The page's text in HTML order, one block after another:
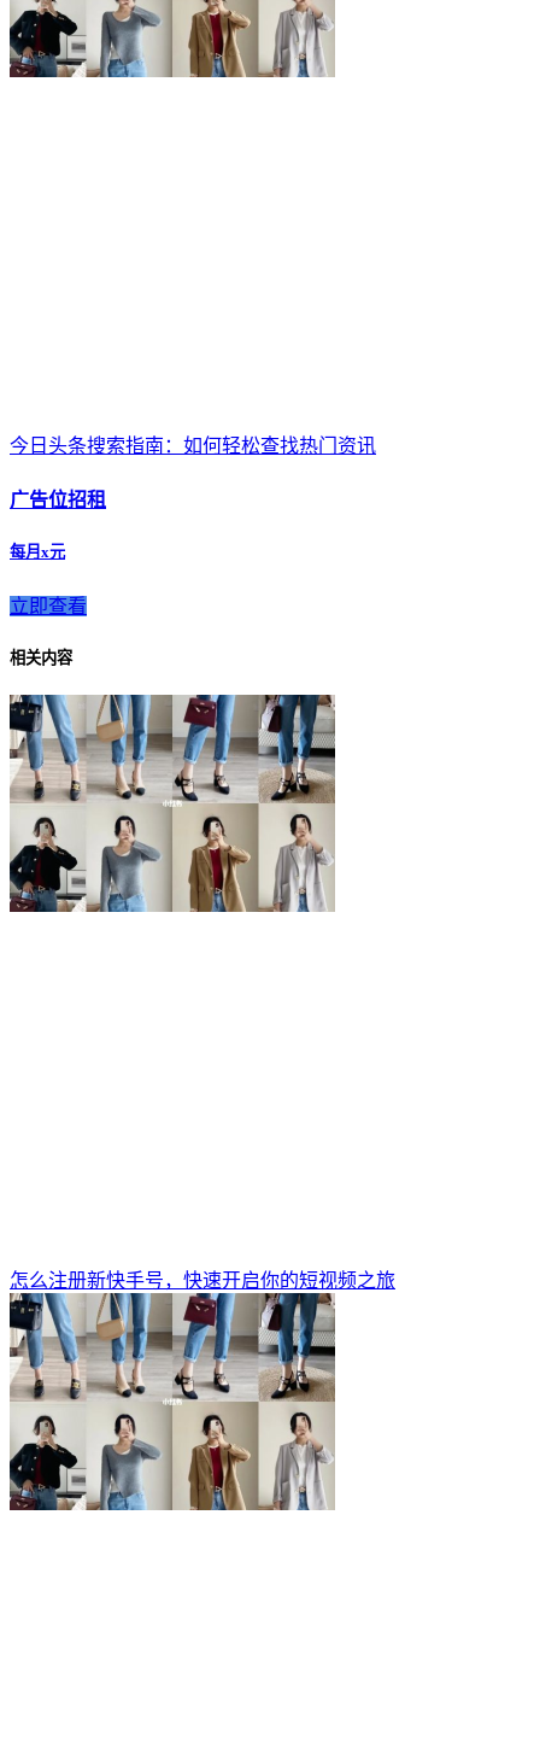
今日头条搜索指南：如何轻松查找热门资讯
广告位招租
每月x元
立即查看
相关内容
怎么注册新快手号，快速开启你的短视频之旅